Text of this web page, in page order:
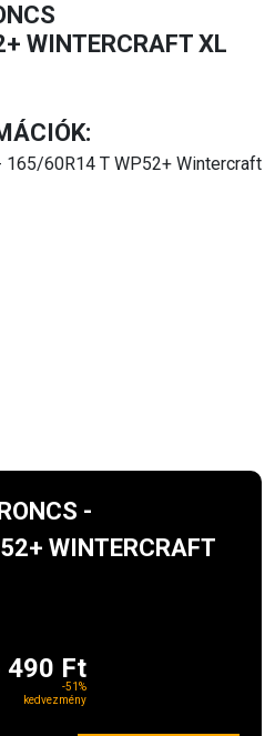
WINTERCRAFT XL
165/60R14 T WP52+ Wintercraft
-
WINTERCRAFT
490 Ft
-51%
kedvezmény